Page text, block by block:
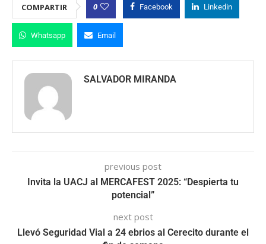
COMPARTIR 0 Facebook Linkedin
Whatsapp Email
SALVADOR MIRANDA
previous post
Invita la UACJ al MERCAFEST 2025: “Despierta tu
potencial”
next post
Llevó Seguridad Vial a 24 ebrios al Cerecito durante el